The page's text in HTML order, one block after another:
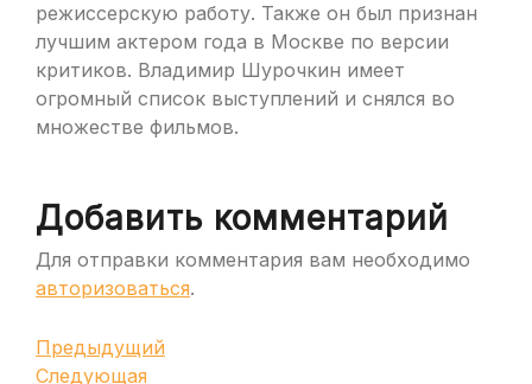
режиссерскую работу. Также он был признан
лучшим актером года в Москве по версии
критиков. Владимир Шурочкин имеет
огромный список выступлений и снялся во
множестве фильмов.
Добавить комментарий
Для отправки комментария вам необходимо
авторизоваться.
Навигация
Предыдущая
запись
Предыдущий
Следующая
Следующая